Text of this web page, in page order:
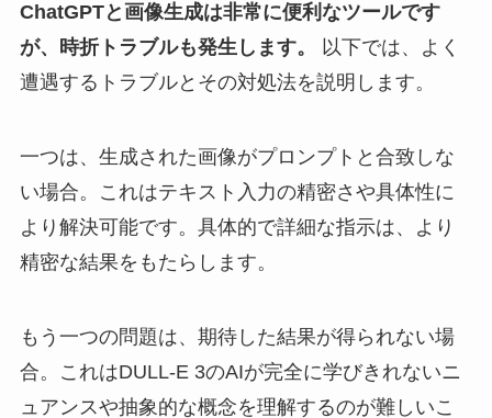
ChatGPTと画像生成は非常に便利なツールです
が、時折トラブルも発生します。
以下では、よく
遭遇するトラブルとその対処法を説明します。
一つは、生成された画像がプロンプトと合致しな
い場合。これはテキスト入力の精密さや具体性に
より解決可能です。具体的で詳細な指示は、より
精密な結果をもたらします。
もう一つの問題は、期待した結果が得られない場
合。これはDULL-E 3のAIが完全に学びきれないニ
ュアンスや抽象的な概念を理解するのが難しいこ